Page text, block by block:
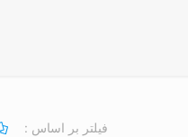
فیلتر بر اساس :